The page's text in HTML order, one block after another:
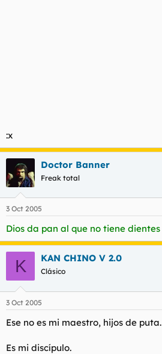
:x
Doctor Banner
Freak total
3 Oct 2005
Dios da pan al que no tiene dientes
K KAN CHINO V 2.0
Clásico
3 Oct 2005
Ese no es mi maestro, hijos de puta.
Es mi discípulo.